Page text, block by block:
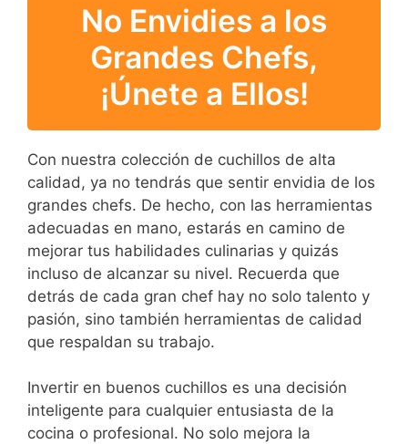
No Envidies a los
Grandes Chefs,
¡Únete a Ellos!
Con nuestra colección de cuchillos de alta
calidad, ya no tendrás que sentir envidia de los
grandes chefs. De hecho, con las herramientas
adecuadas en mano, estarás en camino de
mejorar tus habilidades culinarias y quizás
incluso de alcanzar su nivel. Recuerda que
detrás de cada gran chef hay no solo talento y
pasión, sino también herramientas de calidad
que respaldan su trabajo.
Invertir en buenos cuchillos es una decisión
inteligente para cualquier entusiasta de la
cocina o profesional. No solo mejora la